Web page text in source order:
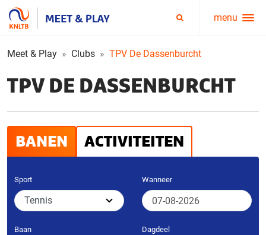
Service
menu
menu
Meet & Play Clubs TPV De Dassenburcht
TPV DE DASSENBURCHT
BANEN ACTIVITEITEN
Sport Wanneer
Baan Dagdeel